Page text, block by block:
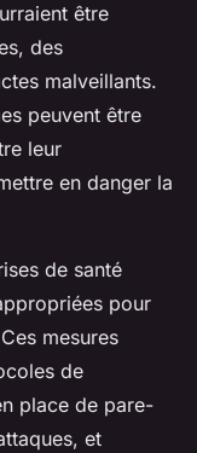
être
des
malveillants.
peuvent être
leur
en danger la
de santé
pour
mesures
de
place de pare-
et